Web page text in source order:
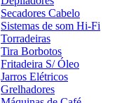
Secadores Cabelo
Sistemas de som Hi-Fi
Torradeiras
Tira Borbotos
Fritadeira S/ Óleo
Jarros Elétricos
Grelhadores